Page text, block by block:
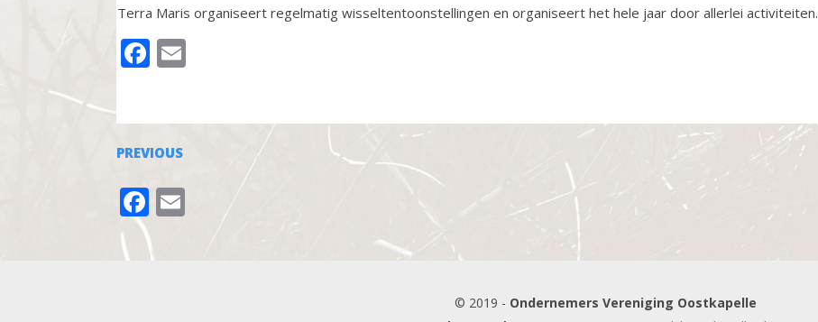
Terra Maris organiseert regelmatig wisseltentoonstellingen en organiseert het hele jaar door allerlei activiteiten.
FACEBOOK
PREVIOUS
FACEBOOK
© 2019 - Ondernemers Vereniging Oostkapelle